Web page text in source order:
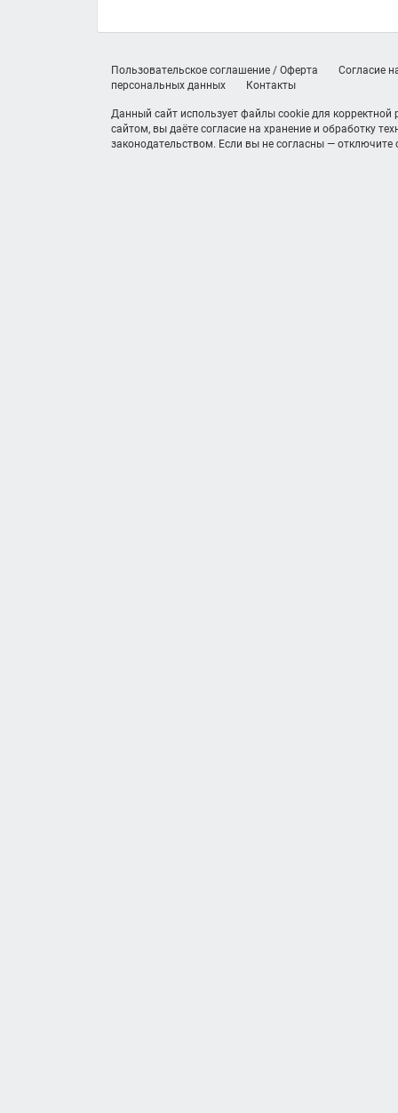
Пользовательское соглашение / Оферта
Согласие
персональных данных
Контакты
Данный сайт использует файлы cookie для
сайтом, вы даёте согласие на хранение и обработку
законодательством. Если вы не согласны — отключите